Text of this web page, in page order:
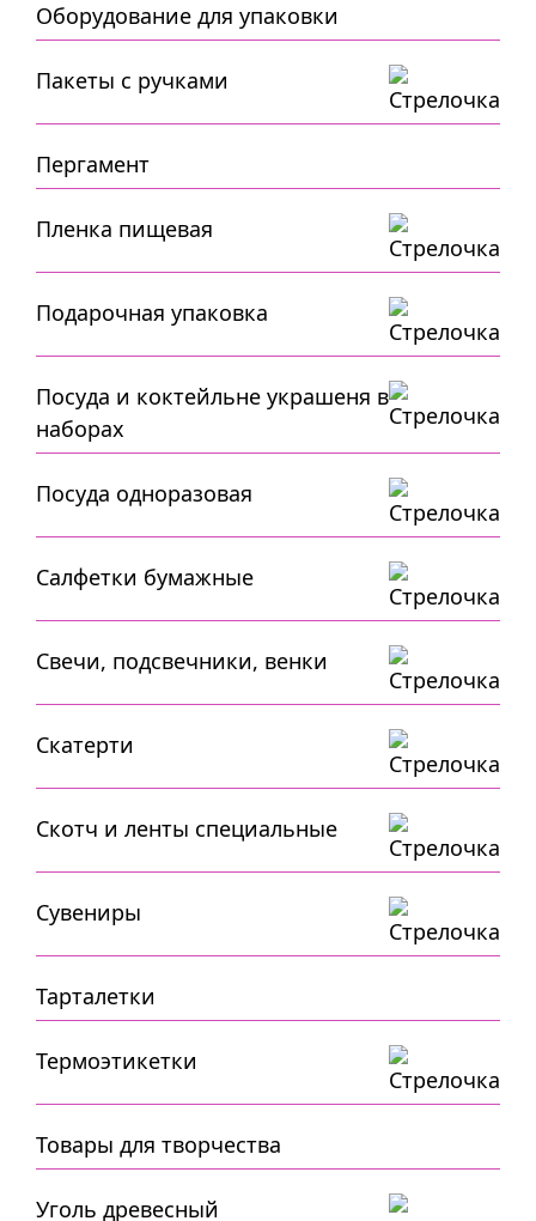
Оборудование для упаковки
Пакеты с ручками
Пергамент
Пленка пищевая
Подарочная упаковка
Посуда и коктейльне украшеня в
наборах
Посуда одноразовая
Салфетки бумажные
Свечи, подсвечники, венки
Скатерти
Скотч и ленты специальные
Сувениры
Тарталетки
Термоэтикетки
Товары для творчества
Уголь древесный